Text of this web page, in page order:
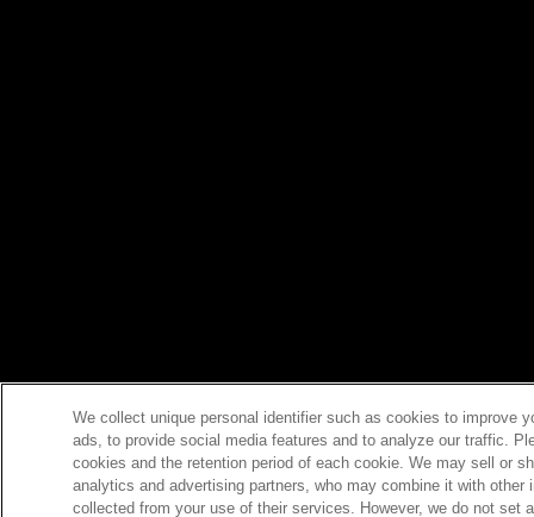
We collect unique personal identifier such as cookies to improve
ads, to provide social media features and to analyze our traffic.
cookies and the retention period of each cookie. We may sell or
analytics and advertising partners, who may combine it with
collected from your use of their services. However, we do not set